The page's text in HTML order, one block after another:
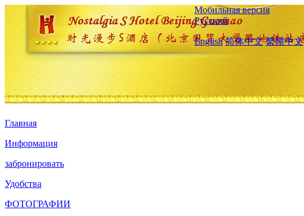
Мобильная версия
Русский
English 简体中文 繁體中文
Главная
Информация
забронировать
Удобства
ФОТОГРАФИИ